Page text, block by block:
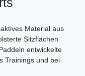
Material aus
Sitzflächen
entwickelte
Trainings und bei